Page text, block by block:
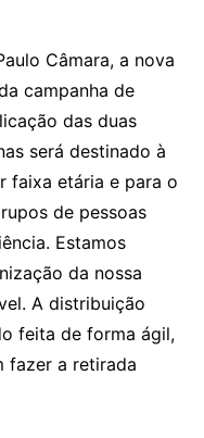
Câmara, a nova
campanha de
das duas
será destinado à
faixa etária e para o
de pessoas
Estamos
da nossa
A distribuição
feita de forma ágil,
fazer a retirada